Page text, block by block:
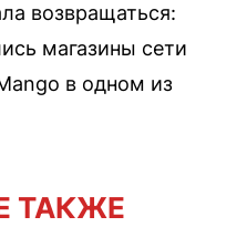
возвращаться:
магазины сети
в одном из
ТАКЖЕ